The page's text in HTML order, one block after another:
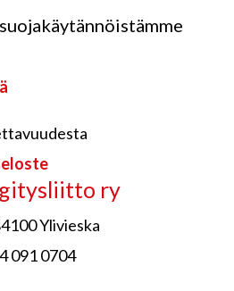
ry
Ylivieska
091 0704